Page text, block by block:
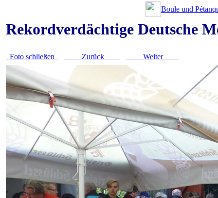
Boule und
Rekordverdächtige Deutsche
Foto schließen Zurück Weiter